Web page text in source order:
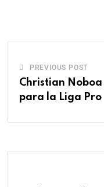
PREVIOUS POST
Christian Noboa
para la Liga Pro